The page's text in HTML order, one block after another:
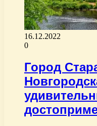
16.12.2022
0
Город